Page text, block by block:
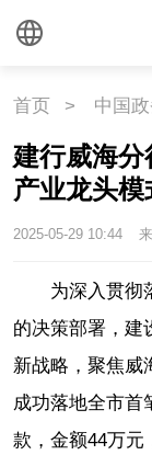
首页 > 中国
建行威海
产业龙头
2025-05-29 10:44
为深入贯彻
的决策部署，建
新战略，聚焦威
成功落地全市首
款，金额44万元